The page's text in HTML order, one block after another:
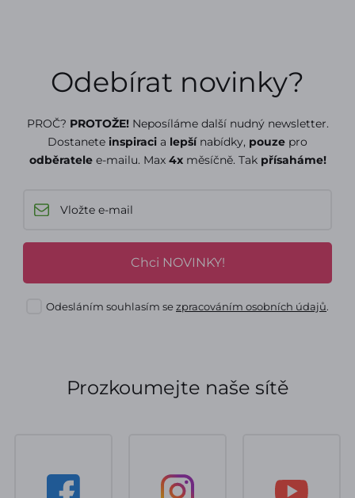
Odebírat novinky?
PROČ? PROTOŽE! Neposíláme další nudný newsletter.
Dostanete inspiraci a lepšínabídky, pouze pro
odběratelee-mailu. Max 4xměsíčně. Tak přísaháme!
Chci NOVINKY!
Odesláním souhlasím sezpracováním osobních údajů.
Prozkoumejte naše sítě